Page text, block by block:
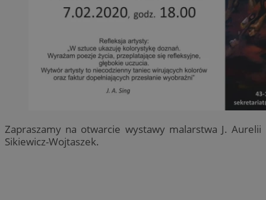
Zapraszamy na otwarcie wystawy malarstwa J. Aurelii
Sikiewicz-Wojtaszek.